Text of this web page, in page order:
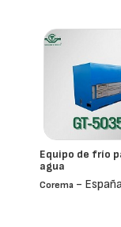
Equipo de frío
agua
Corema -